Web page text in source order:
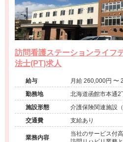
訪問看護ステーションライフ
法士(PT)求人
給与
勤務地
北海道函館市本通
施設形態
介護保険関連施設
交通費
支給あり
業務内容
当社のサービス付